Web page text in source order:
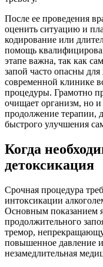
После ее проведения
оценить ситуацию и
кодирование или
помощь
этапе важна, так как
запой часто опасны
современной клинике
процедуры. Грамотно
очищает организм, но
продолжение терапии,
быстрого улучшения
Когда
детоксикация
Срочная процедура
интоксикации
Основным показанием
продолжительного
тремор,
повышенное давление
незамедлительная